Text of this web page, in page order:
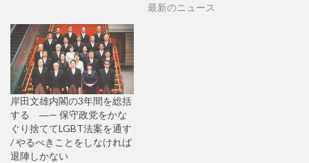
最新のニュース
岸田文雄内閣の3年間を総括
する ―— 保守政党をかな
ぐり捨ててLGBT法案を通す
/ やるべきことをしなければ
退陣しかない